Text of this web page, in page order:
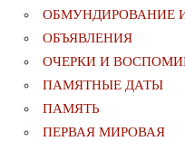
ОБМУНДИРОВАНИЕ
ОБЪЯВЛЕНИЯ
ОЧЕРКИ И
ПАМЯТНЫЕ ДАТЫ
ПАМЯТЬ
ПЕРВАЯ МИРОВАЯ